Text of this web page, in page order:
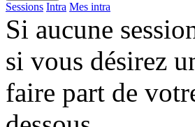
Sessions Intra Mes intra
Si aucune
si vous désirez
faire part de